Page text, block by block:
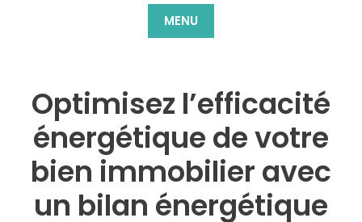
MENU
Optimisez l’efficacité
énergétique de votre
bien immobilier avec
un bilan énergétique